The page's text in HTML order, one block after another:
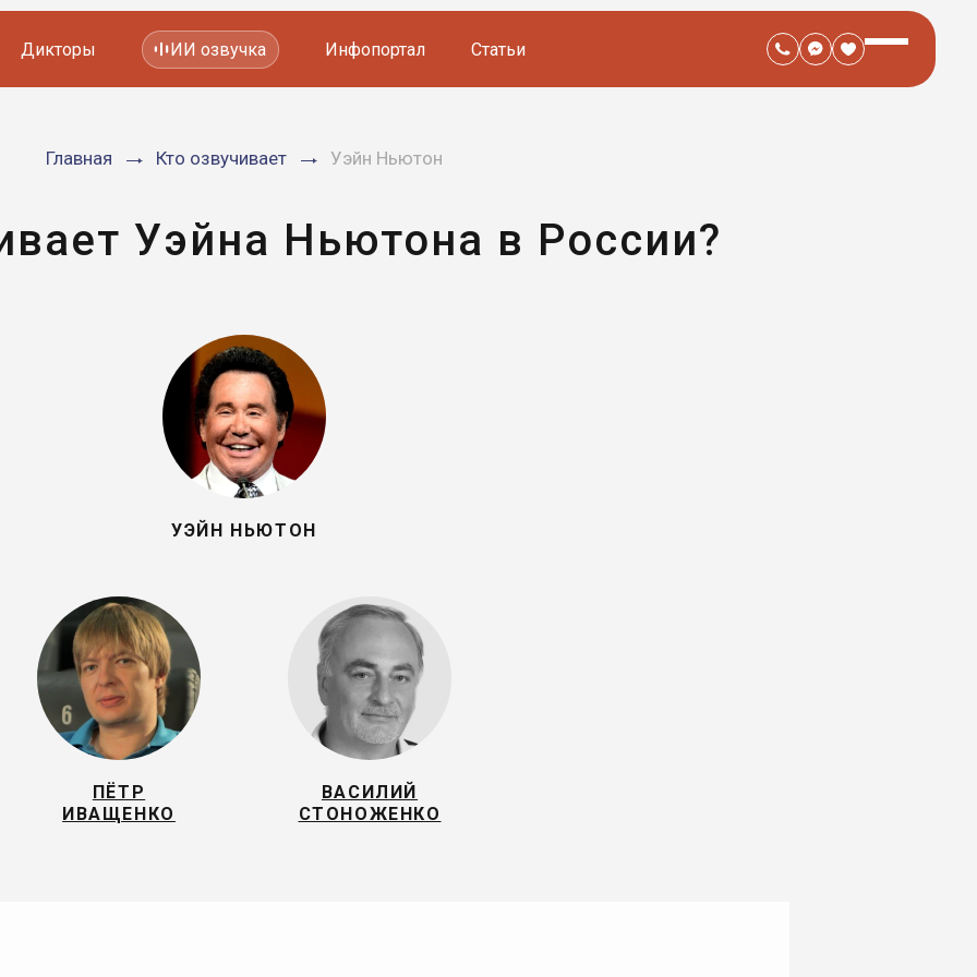
Мультфильмов
Дикторы ИИ озвучка Инфопортал Статьи
Главная Кто озвучивает Уэйн Ньютон
Уэйна Ньютона в России?
УЭЙН НЬЮТОН
ПЁТР
ИВАЩЕНКО
ВАСИЛИЙ
СТОНОЖЕНКО